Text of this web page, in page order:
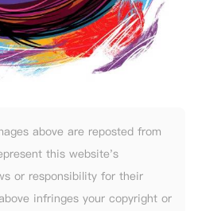
above are reposted from
this website's
or responsibility for their
infringes your copyright or